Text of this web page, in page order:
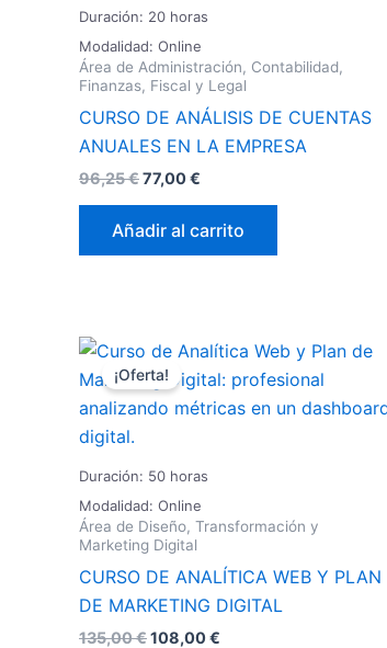
Duración: 20 horas
Modalidad: Online
Área de Administración, Contabilidad,
Finanzas, Fiscal y Legal
CURSO DE ANÁLISIS DE CUENTAS
ANUALES EN LA EMPRESA
96,25€77,00€
Añadir al carrito
Duración: 50 horas
Modalidad: Online
¡Oferta!
Área de Diseño, Transformación y
Marketing Digital
CURSO DE ANALÍTICA WEB Y PLAN
DE MARKETING DIGITAL
135,00€
El
precio
original
era:
108,00€
El
precio
actual
es: